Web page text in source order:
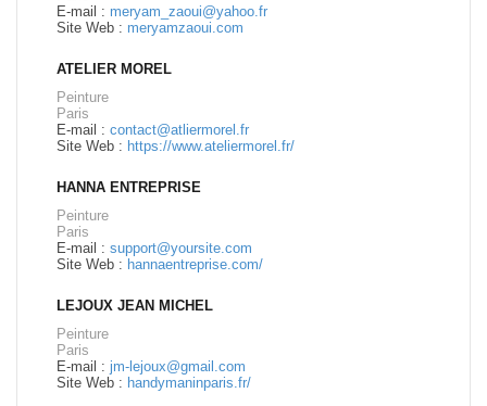
E-mail : meryam_zaoui@yahoo.fr
Site Web : meryamzaoui.com
ATELIER MOREL
Peinture
Paris
E-mail : contact@atliermorel.fr
Site Web : https://www.ateliermorel.fr/
HANNA ENTREPRISE
Peinture
Paris
E-mail : support@yoursite.com
Site Web : hannaentreprise.com/
LEJOUX JEAN MICHEL
Peinture
Paris
E-mail : jm-lejoux@gmail.com
Site Web : handymaninparis.fr/